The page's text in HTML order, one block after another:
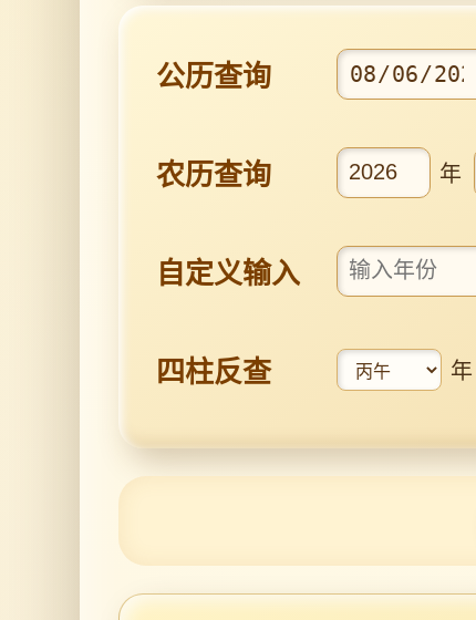
公历查询
农历查询 年
自定义输入
四柱反查 年